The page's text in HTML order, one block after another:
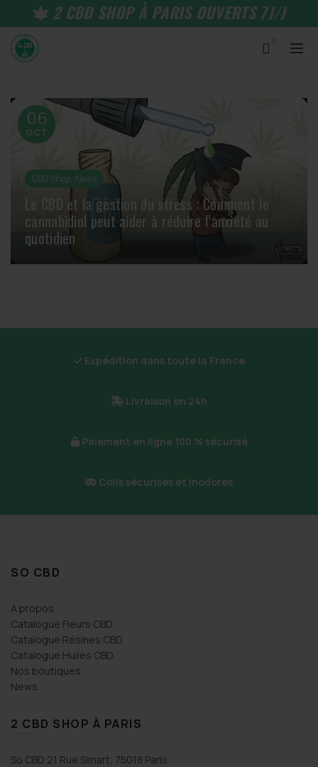
2 CBD SHOP À PARIS OUVERTS 7J/J
06
OCT
CBD Shop, News
Le CBD et la gestion du stress : Comment le
cannabidiol peut aider à réduire l’anxiété au
quotidien
Expédition dans toute la France
Livraison en 24h
Paiement en ligne 100 % sécurisé
Colis sécurisés et inodores
SO CBD
A propos
Catalogue Fleurs CBD
Catalogue Résines CBD
Catalogue Huiles CBD
Nos boutiques
News
2 CBD SHOP À PARIS
So CBD 21 Rue Simart, 75018 Paris